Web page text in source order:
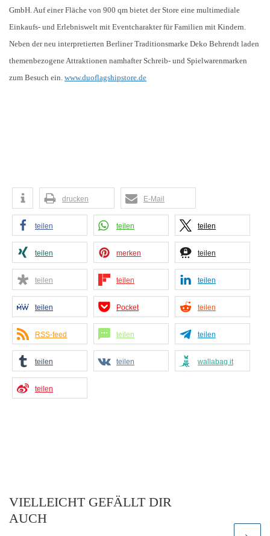
GmbH. Auf einer Fläche von 900 qm bietet der Store eine multimediale
Einkaufs- und Erlebniswelt mit Eventcharakter für Familien mit Kindern.
Neben der neu interpretierten Berliner Traditionsmarke Deko Behrendt laden
themenbezogene Attraktionen namhafter Schreib- und Spielwarenmarken
zum Besuch ein. www.duoflagshipstore.de
drucken E-Mail
teilen teilen teilen
teilen merken teilen
teilen teilen teilen
teilen Pocket teilen
RSS-feed teilen teilen
teilen teilen wallabag it
teilen
VIELLEICHT GEFÄLLT DIR
AUCH